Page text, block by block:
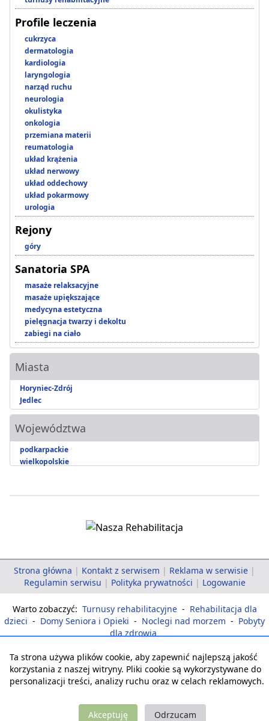
Profile leczenia
cukrzyca
dermatologia
kardiologia
laryngologia
narząd ruchu
neurologia
okulistyka
onkologia
przemiana materii
reumatologia
układ krążenia
układ nerwowy
układ oddechowy
układ pokarmowy
urologia
Rejony
góry
Sanatoria SPA
masaże relaksacyjne
masaże upiększające
medycyna estetyczna
pielęgnacja twarzy i dekoltu
zabiegi na ciało
Miasta
Horyniec-Zdrój
Jedlec
Województwa
podkarpackie
wielkopolskie
Strona główna | Kontakt z serwisem | Reklama w serwisie |
Regulamin serwisu | Polityka prywatności | Logowanie
Warto zobaczyć: Turnusy rehabilitacyjne - Rehabilitacja dla
dzieci - Domy Seniora i Opieki - Noclegi nad morzem - Pobyty
dla zdrowia
Ta strona używa plików cookie, aby zapewnić najlepszą jakość
korzystania z naszej witryny. Pliki cookie są wykorzystywane do
personalizacji treści, analizy ruchu oraz w celach reklamowych.
Akceptuję Odrzucam